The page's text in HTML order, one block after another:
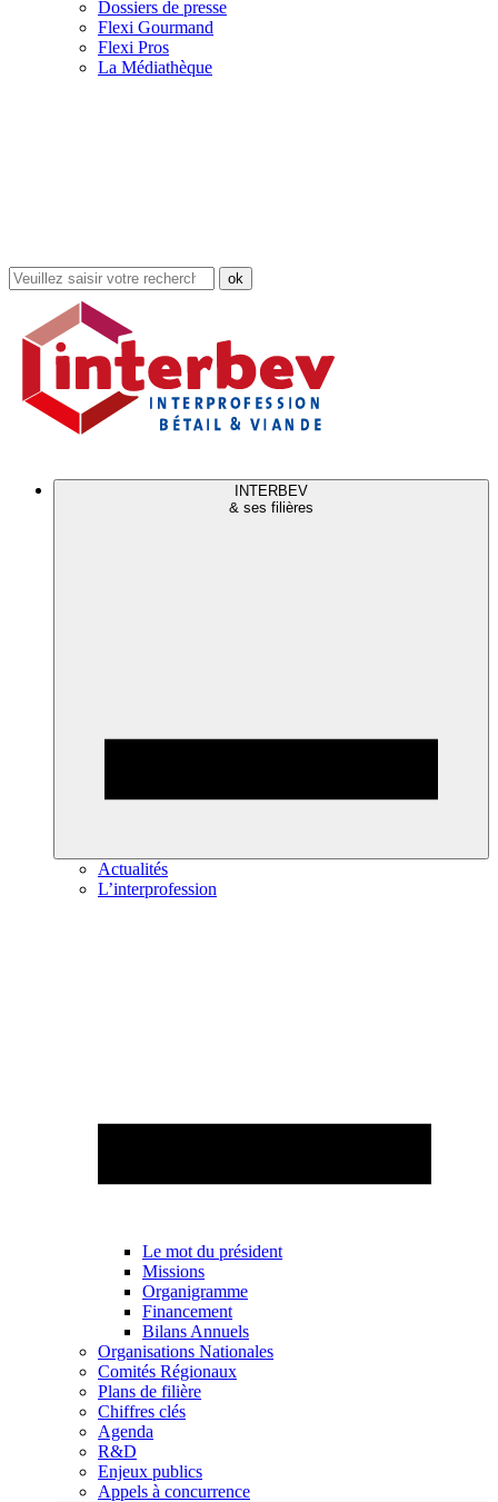
Dossiers de presse
Flexi Gourmand
Flexi Pros
La Médiathèque
Rechercher
dans
site
INTERBEV
& ses filières
Actualités
L’interprofession
Le mot du président
Missions
Organigramme
Financement
Bilans Annuels
Organisations Nationales
Comités Régionaux
Plans de filière
Chiffres clés
Agenda
R&D
Enjeux publics
Appels à concurrence